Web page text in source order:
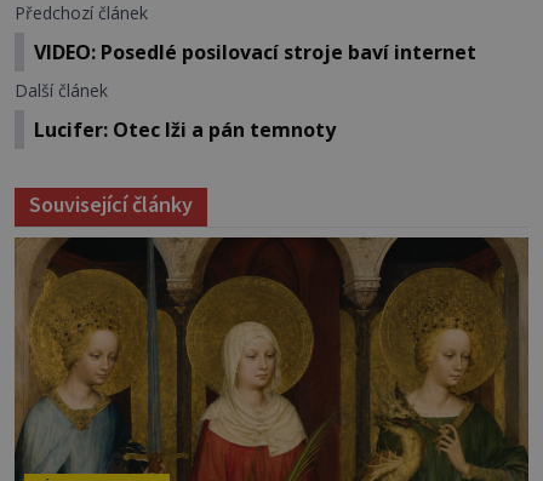
Předchozí článek
VIDEO: Posedlé posilovací stroje baví internet
Další článek
Lucifer: Otec lži a pán temnoty
Související články